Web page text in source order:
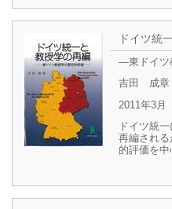
ドイツ統
―東ドイツ
吉田 成
2011年3
ドイツ統
再編される
的評価を中